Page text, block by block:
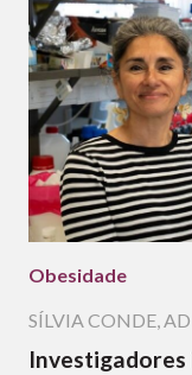
Obesidade
SÍLVIA CONDE,